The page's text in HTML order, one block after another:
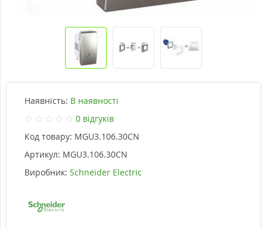
Наявність: В наявності
0 відгуків
Код товару: MGU3.106.30CN
Артикул: MGU3.106.30CN
Виробник: Schneider Electric